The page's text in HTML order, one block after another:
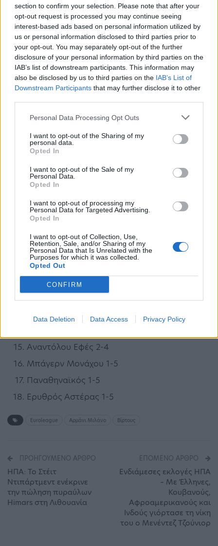
section to confirm your selection. Please note that after your
opt-out request is processed you may continue seeing
interest-based ads based on personal information utilized by
us or personal information disclosed to third parties prior to
your opt-out. You may separately opt-out of the further
disclosure of your personal information by third parties on the
IAB’s list of downstream participants. This information may
also be disclosed by us to third parties on the IAB’s List of
Downstream Participants that may further disclose it to other
Personal Data Processing Opt Outs
I want to opt-out of the Sharing of my
personal data.
Opted In
I want to opt-out of the Sale of my
Personal Data.
Opted In
I want to opt-out of processing my
Personal Data for Targeted Advertising.
Opted In
I want to opt-out of Collection, Use,
Retention, Sale, and/or Sharing of my
Personal Data that Is Unrelated with the
Purposes for which it was collected.
Opted Out
CONFIRM
Data Deletion Data Access Privacy Policy
Μπασκόνια
21:30
Βαλένθια –
Μονακό
22:00
Η ΒΑΘΜΟΛΟΓΙΑ
Φενέρμπαχτσε 5-1
Μονακό 5-1
Μπασκόνια 4-2
Μπαρτσελόνα 4-2
Ολυμπιακός 4-2
Μακάμπι Τελ Αβίβ 4-2
Παρτιζάν 3-3
Ρεάλ Μαδρίτης 3-3
Βαλένθια 3-3
Ζαλγκίρις 3-3
Βιλερμπάν 3-3
Αρμάνι Μιλάνο 3-4
Αναντόλου Εφές 2-4
Μπάγερν Μονάχου 1-5
Παναθηναϊκός 1-5
Ερυθρός Αστέρας 1-5
Euroleague Αρμάνι Μιλάνο Βίρτους
ΠΡΟΗΓΟΎΜΕΝΟ ΆΡΘΡΟ
ΗΠΑ: Το Στέιτ
Ντιπάρτμεντ ενέκρινε
την πώληση πυραύλων
Himars στη Λιθουανία
ΕΠΌΜΕΝΟ ΆΡΘΡΟ
Ενδιάμεσες εκλογές ΗΠΑ
– Με Έλληνες,
Κουβανούς,
Αφροαμερικανούς και
Ινδούς γιόρτασε τη νίκη
του ο Μενέντεζ Τζούνιορ